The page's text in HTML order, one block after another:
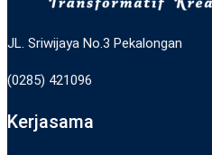
JL. Sriwijaya No.3 Pekalongan
(0285) 421096
Kerjasama